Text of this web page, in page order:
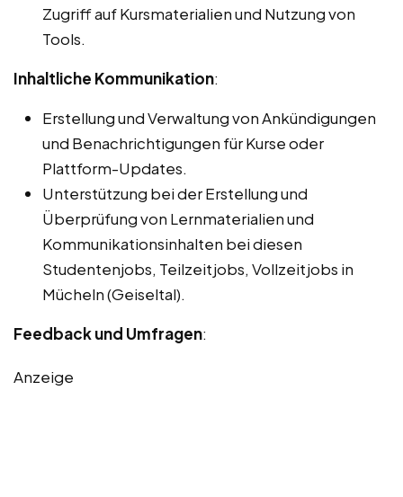
Zugriff auf Kursmaterialien und Nutzung von
Tools.
Inhaltliche Kommunikation:
Erstellung und Verwaltung von Ankündigungen
und Benachrichtigungen für Kurse oder
Plattform-Updates.
Unterstützung bei der Erstellung und
Überprüfung von Lernmaterialien und
Kommunikationsinhalten bei diesen
Studentenjobs, Teilzeitjobs, Vollzeitjobs in
Mücheln (Geiseltal).
Feedback und Umfragen:
Anzeige